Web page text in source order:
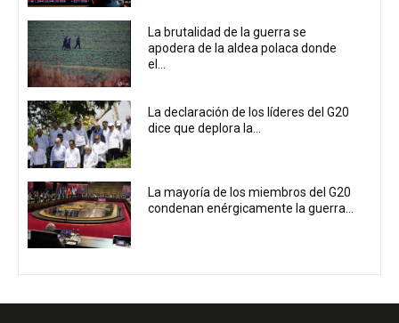
La brutalidad de la guerra se
apodera de la aldea polaca donde
el...
La declaración de los líderes del G20
dice que deplora la...
La mayoría de los miembros del G20
condenan enérgicamente la guerra...